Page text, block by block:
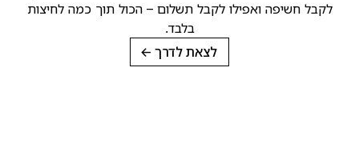
לקבל חשיפה ואפילו לקבל תשלום – הכול תוך כמה לחיצות
בלבד.
לצאת לדרך→